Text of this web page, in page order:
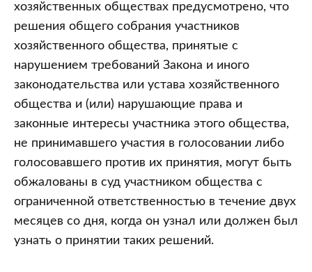
хозяйственных обществах предусмотрено, что
решения общего собрания участников
хозяйственного общества, принятые с
нарушением требований Закона и иного
законодательства или устава хозяйственного
общества и (или) нарушающие права и
законные интересы участника этого общества,
не принимавшего участия в голосовании либо
голосовавшего против их принятия, могут быть
обжалованы в суд участником общества с
ограниченной ответственностью в течение двух
месяцев со дня, когда он узнал или должен был
узнать о принятии таких решений.